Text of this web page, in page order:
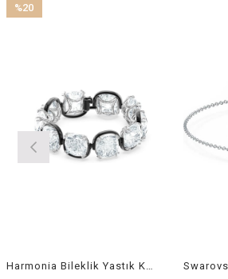
Harmonia Bileklik Yastık Kesim Beyaz Kristal
%20